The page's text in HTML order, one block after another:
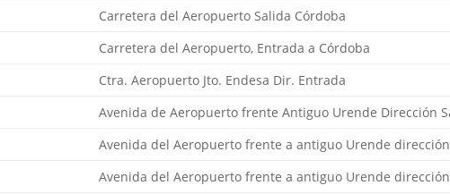
Carretera del Aeropuerto Salida Córdoba
Carretera del Aeropuerto, Entrada a Córdoba
Ctra. Aeropuerto Jto. Endesa Dir. Entrada
Avenida de Aeropuerto frente Antiguo Urende Dirección
Avenida del Aeropuerto frente a antiguo Urende
Avenida del Aeropuerto frente a antiguo Urende